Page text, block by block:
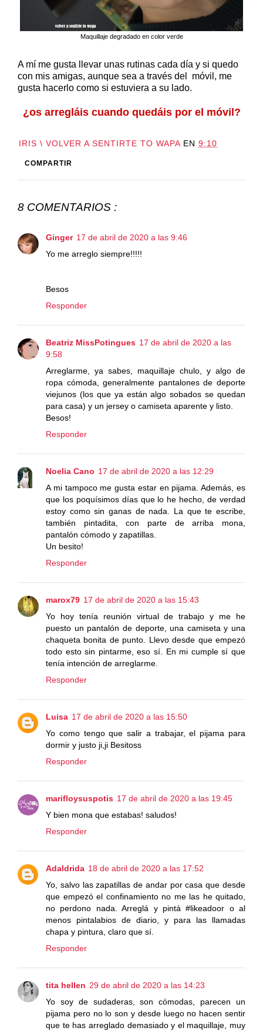
Maquillaje degradado en color verde
A mí me gusta llevar unas rutinas cada día y si quedo
con mis amigas, aunque sea a través del móvil, me
gusta hacerlo como si estuviera a su lado.
¿os arregláis cuando quedáis por el móvil?
IRIS \ VOLVER A SENTIRTE TO WAPA EN 9:10
COMPARTIR
8 COMENTARIOS :
Ginger 17 de abril de 2020 a las 9:46
Yo me arreglo siempre!!!!!
Besos
Responder
Beatriz MissPotingues 17 de abril de 2020 a las
9:58
Arreglarme, ya sabes, maquillaje chulo, y algo de
ropa cómoda, generalmente pantalones de deporte
viejunos (los que ya están algo sobados se quedan
para casa) y un jersey o camiseta aparente y listo.
Besos!
Responder
Noelia Cano 17 de abril de 2020 a las 12:29
A mi tampoco me gusta estar en pijama. Además, es
que los poquísimos días que lo he hecho, de verdad
estoy como sin ganas de nada. La que te escribe,
también pintadita, con parte de arriba mona,
pantalón cómodo y zapatillas.
Un besito!
Responder
marox79 17 de abril de 2020 a las 15:43
Yo hoy tenía reunión virtual de trabajo y me he
puesto un pantalón de deporte, una camiseta y una
chaqueta bonita de punto. Llevo desde que empezó
todo esto sin pintarme, eso sí. En mi cumple sí que
tenía intención de arreglarme.
Responder
Luisa 17 de abril de 2020 a las 15:50
Yo como tengo que salir a trabajar, el pijama para
dormir y justo ji,ji Besitoss
Responder
marifloysuspotis 17 de abril de 2020 a las 19:45
Y bien mona que estabas! saludos!
Responder
Adaldrida 18 de abril de 2020 a las 17:52
Yo, salvo las zapatillas de andar por casa que desde
que empezó el confinamiento no me las he quitado,
no perdono nada. Arreglá y pintá #likeadoor o al
menos pintalabios de diario, y para las llamadas
chapa y pintura, claro que sí.
Responder
tita hellen 29 de abril de 2020 a las 14:23
Yo soy de sudaderas, son cómodas, parecen un
pijama pero no lo son y desde luego no hacen sentir
que te has arreglado demasiado y el maquillaje, muy